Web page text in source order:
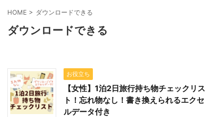
HOME > ダウンロードできる
ダウンロードできる
お役立ち
【女性】1泊2日旅行持ち物チェックリス
ト！忘れ物なし！書き換えられるエクセ
ルデータ付き